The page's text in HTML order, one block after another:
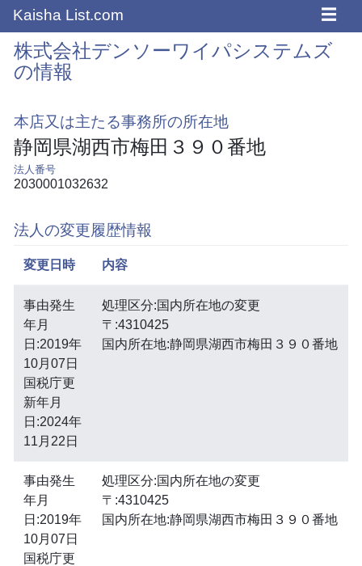
Kaisha List.com ☰
株式会社デンソーワイパシステムズ
の情報
本店又は主たる事務所の所在地
静岡県湖西市梅田３９０番地
法人番号
2030001032632
法人の変更履歴情報
変更日時 内容
事由発生
年月
日:2019年
10月07日
国税庁更
新年月
日:2024年
11月22日
処理区分:国内所在地の変更
〒:4310425
国内所在地:静岡県湖西市梅田３９０番地
事由発生
年月
日:2019年
10月07日
国税庁更
処理区分:国内所在地の変更
〒:4310425
国内所在地:静岡県湖西市梅田３９０番地